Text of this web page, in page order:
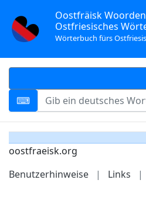
Oostfräisk
Ostfriesisches
Wörterbuch fürs
oostfraeisk.org
Benutzerhinweise
| Links |